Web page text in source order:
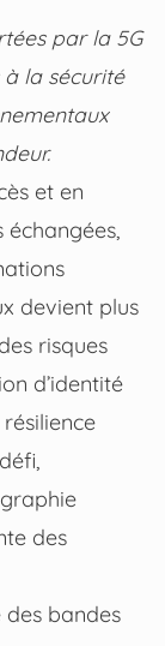
par la 5G
la sécurité
et en
devient plus
risques
d’identité
des
des bandes